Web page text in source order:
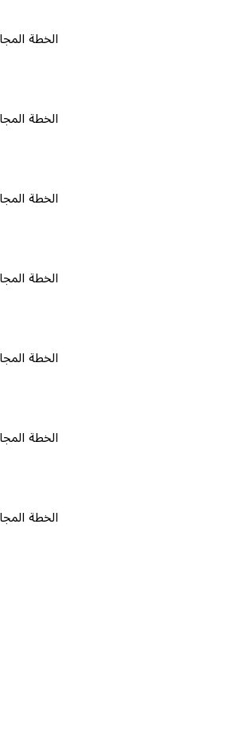
الخطة المجانية ٠
الخطة المجانية ٠
الخطة المجانية ٠
الخطة المجانية ٠
الخطة المجانية ٠
الخطة المجانية ٠
الخطة المجانية ٠